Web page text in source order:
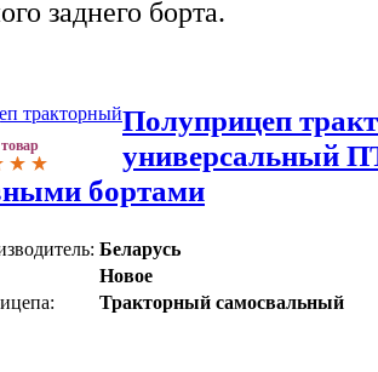
заднего борта.
Полуприцеп
универсальный
бортами
Беларусь
Новое
Тракторный самосвальный